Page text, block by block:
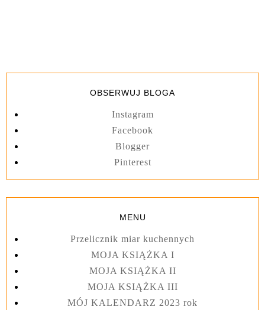
OBSERWUJ BLOGA
Instagram
Facebook
Blogger
Pinterest
MENU
Przelicznik miar kuchennych
MOJA KSIĄŻKA I
MOJA KSIĄŻKA II
MOJA KSIĄŻKA III
MÓJ KALENDARZ 2023 rok